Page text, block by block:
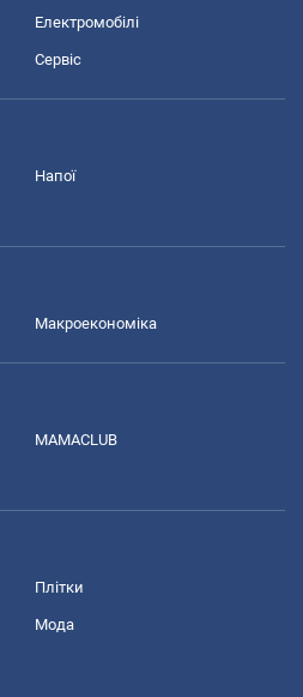
Електромобілі
Сервіс
Напої
Макроекономіка
MAMACLUB
Плітки
Мода